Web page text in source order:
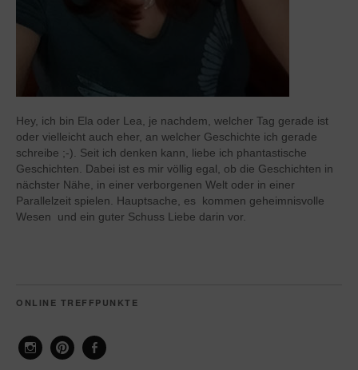
Hey, ich bin Ela oder Lea, je nachdem, welcher Tag gerade ist
oder vielleicht auch eher, an welcher Geschichte ich gerade
schreibe ;-). Seit ich denken kann, liebe ich phantastische
Geschichten. Dabei ist es mir völlig egal, ob die Geschichten in
nächster Nähe, in einer verborgenen Welt oder in einer
Parallelzeit spielen. Hauptsache, es kommen geheimnisvolle
Wesen und ein guter Schuss Liebe darin vor.
ONLINE TREFFPUNKTE